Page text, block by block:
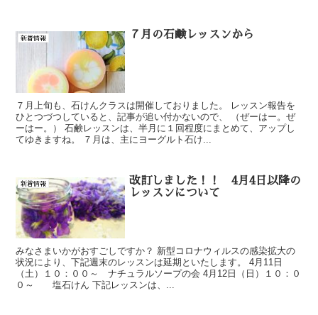
新着情報 ７月の石鹸レッスンから
７月上旬も、石けんクラスは開催しておりました。 レッスン報告を
ひとつづつしていると、記事が追い付かないので、 （ぜーはー。ぜ
ーはー。） 石鹸レッスンは、半月に１回程度にまとめて、アップし
てゆきますね。 ７月は、主にヨーグルト石け...
新着情報
改訂しました！！ 4月4日以降の
レッスンについて
みなさまいかがおすごしですか？ 新型コロナウィルスの感染拡大の
状況により、下記週末のレッスンは延期といたします。 4月11日
（土）１０：００～ ナチュラルソープの会 4月12日（日）１０：０
０～ 塩石けん 下記レッスンは、...